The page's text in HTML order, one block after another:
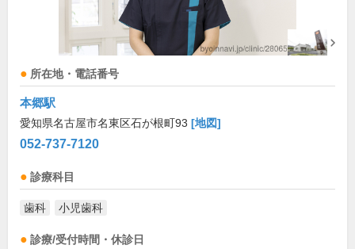
所在地・電話番号
本郷駅
愛知県名古屋市名東区石が根町93 [地図]
052-737-7120
診療科目
歯科 小児歯科
診療/受付時間・休診日